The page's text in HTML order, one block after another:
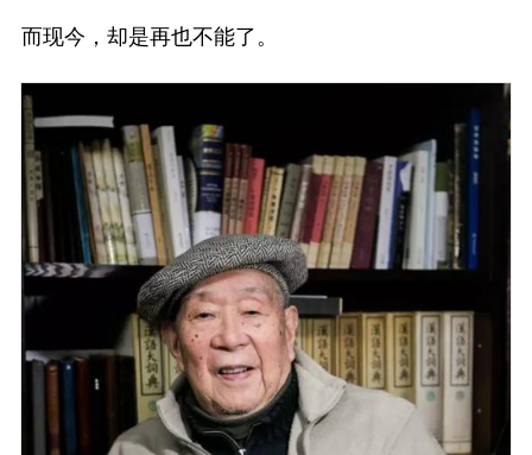
而现今，却是再也不能了。